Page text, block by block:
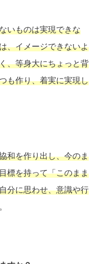
いものは実現できな
、イメージできないよ
、等身大にちょっと背
も作り、着実に実現し
和を作り出し、今のま
標を持って「このまま
分に思わせ、意識や行